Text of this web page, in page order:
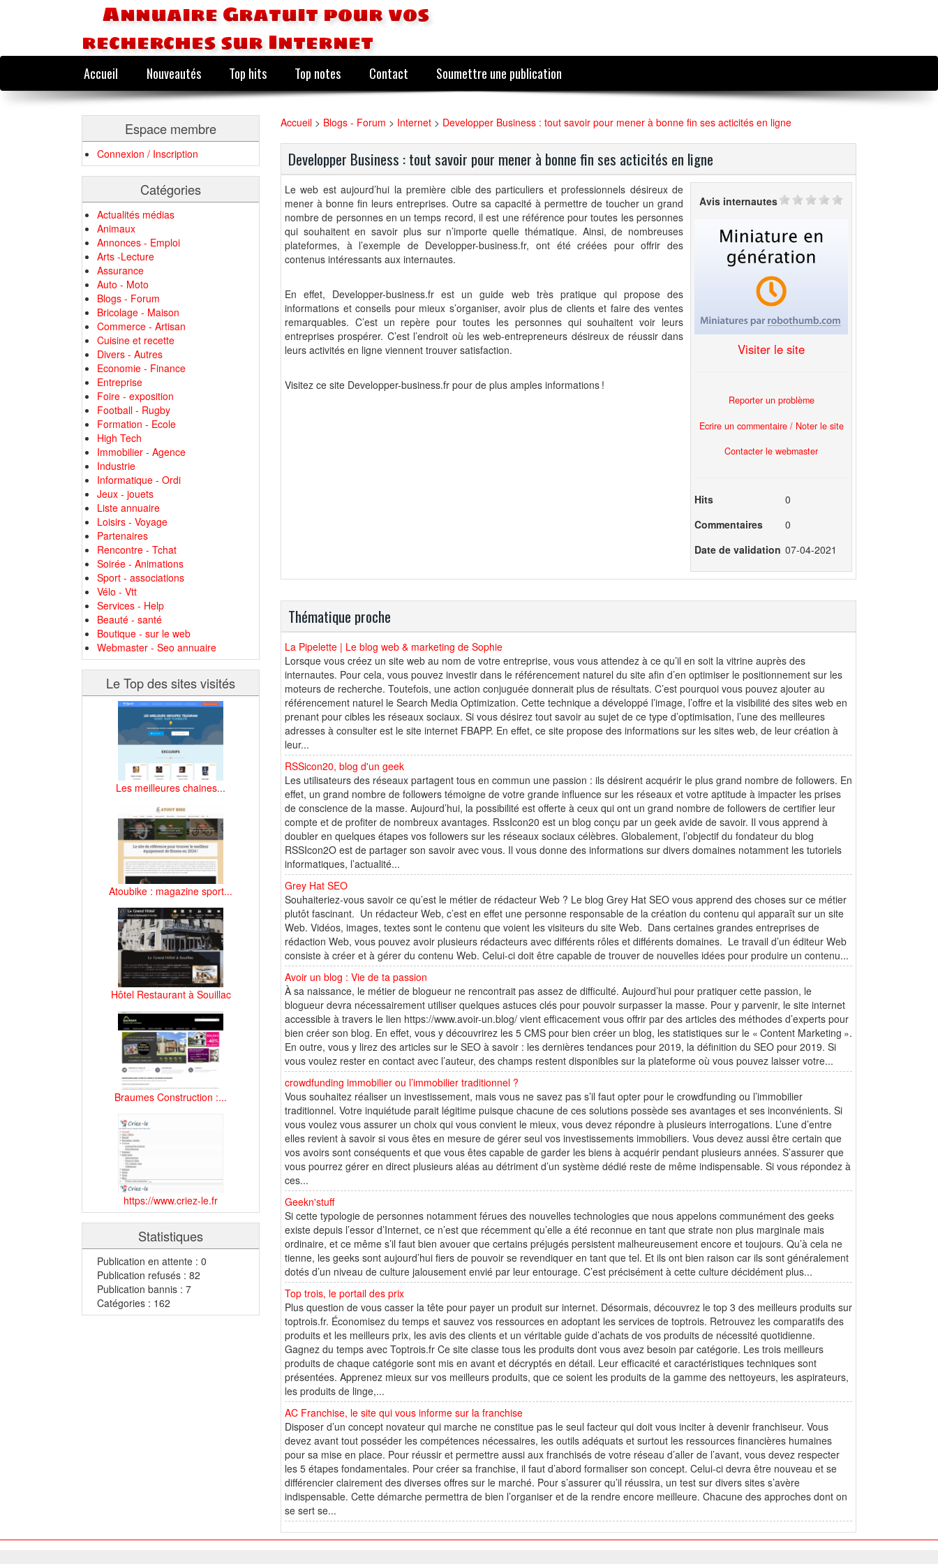
Annuaire Gratuit pour vos
recherches sur Internet
Accueil Nouveautés Top hits Top notes Contact Soumettre une publication
Espace membre
Connexion / Inscription
Catégories
Actualités médias
Animaux
Annonces - Emploi
Arts -Lecture
Assurance
Auto - Moto
Blogs - Forum
Bricolage - Maison
Commerce - Artisan
Cuisine et recette
Divers - Autres
Economie - Finance
Entreprise
Foire - exposition
Football - Rugby
Formation - Ecole
High Tech
Immobilier - Agence
Industrie
Informatique - Ordi
Jeux - jouets
Liste annuaire
Loisirs - Voyage
Partenaires
Rencontre - Tchat
Soirée - Animations
Sport - associations
Vélo - Vtt
Services - Help
Beauté - santé
Boutique - sur le web
Webmaster - Seo annuaire
Le Top des sites visités
Les meilleures chaines...
Atoubike : magazine sport...
Hôtel Restaurant à Souillac
Braumes Construction :...
https://www.criez-le.fr
Statistiques
Publication en attente : 0
Publication refusés : 82
Publication bannis : 7
Catégories : 162
Accueil > Blogs - Forum > Internet > Developper Business : tout savoir pour mener à bonne fin ses acticités en ligne
Developper Business : tout savoir pour mener à bonne fin ses acticités en ligne
Le web est aujourd’hui la première cible des particuliers et professionnels désireux de
mener à bonne fin leurs entreprises. Outre sa capacité à permettre de toucher un grand
nombre de personnes en un temps record, il est une référence pour toutes les personnes
qui souhaitent en savoir plus sur n’importe quelle thématique. Ainsi, de nombreuses
plateformes, à l’exemple de Developper-business.fr, ont été créées pour offrir des
contenus intéressants aux internautes.
En effet, Developper-business.fr est un guide web très pratique qui propose des
informations et conseils pour mieux s’organiser, avoir plus de clients et faire des ventes
remarquables. C’est un repère pour toutes les personnes qui souhaitent voir leurs
entreprises prospérer. C’est l’endroit où les web-entrepreneurs désireux de réussir dans
leurs activités en ligne viennent trouver satisfaction.
Visitez ce site Developper-business.fr pour de plus amples informations !
Avis internautes
Visiter le site
Reporter un problème
Ecrire un commentaire / Noter le site
Contacter le webmaster
Hits
0
Commentaires
0
Date de validation 07-04-2021
Thématique proche
La Pipelette | Le blog web & marketing de Sophie
Lorsque vous créez un site web au nom de votre entreprise, vous vous attendez à ce qu’il en soit la vitrine auprès des
internautes. Pour cela, vous pouvez investir dans le référencement naturel du site afin d’en optimiser le positionnement sur les
moteurs de recherche. Toutefois, une action conjuguée donnerait plus de résultats. C’est pourquoi vous pouvez ajouter au
référencement naturel le Search Media Optimization. Cette technique a développé l’image, l’offre et la visibilité des sites web en
prenant pour cibles les réseaux sociaux. Si vous désirez tout savoir au sujet de ce type d’optimisation, l’une des meilleures
adresses à consulter est le site internet FBAPP. En effet, ce site propose des informations sur les sites web, de leur création à
leur...
RSSicon20, blog d'un geek
Les utilisateurs des réseaux partagent tous en commun une passion : ils désirent acquérir le plus grand nombre de followers. En
effet, un grand nombre de followers témoigne de votre grande influence sur les réseaux et votre aptitude à impacter les prises
de conscience de la masse. Aujourd’hui, la possibilité est offerte à ceux qui ont un grand nombre de followers de certifier leur
compte et de profiter de nombreux avantages. RssIcon20 est un blog conçu par un geek avide de savoir. Il vous apprend à
doubler en quelques étapes vos followers sur les réseaux sociaux célèbres. Globalement, l’objectif du fondateur du blog
RSSIcon2O est de partager son savoir avec vous. Il vous donne des informations sur divers domaines notamment les tutoriels
informatiques, l’actualité...
Grey Hat SEO
Souhaiteriez-vous savoir ce qu’est le métier de rédacteur Web ? Le blog Grey Hat SEO vous apprend des choses sur ce métier
plutôt fascinant. Un rédacteur Web, c’est en effet une personne responsable de la création du contenu qui apparaît sur un site
Web. Vidéos, images, textes sont le contenu que voient les visiteurs du site Web. Dans certaines grandes entreprises de
rédaction Web, vous pouvez avoir plusieurs rédacteurs avec différents rôles et différents domaines. Le travail d’un éditeur Web
consiste à créer et à gérer du contenu Web. Celui-ci doit être capable de trouver de nouvelles idées pour produire un contenu...
Avoir un blog : Vie de ta passion
À sa naissance, le métier de blogueur ne rencontrait pas assez de difficulté. Aujourd’hui pour pratiquer cette passion, le
blogueur devra nécessairement utiliser quelques astuces clés pour pouvoir surpasser la masse. Pour y parvenir, le site internet
accessible à travers le lien https://www.avoir-un.blog/ vient efficacement vous offrir par des articles des méthodes d’experts pour
bien créer son blog. En effet, vous y découvrirez les 5 CMS pour bien créer un blog, les statistiques sur le « Content Marketing ».
En outre, vous y lirez des articles sur le SEO à savoir : les dernières tendances pour 2019, la définition du SEO pour 2019. Si
vous voulez rester en contact avec l’auteur, des champs restent disponibles sur la plateforme où vous pouvez laisser votre...
crowdfunding immobilier ou l’immobilier traditionnel ?
Vous souhaitez réaliser un investissement, mais vous ne savez pas s’il faut opter pour le crowdfunding ou l’immobilier
traditionnel. Votre inquiétude parait légitime puisque chacune de ces solutions possède ses avantages et ses inconvénients. Si
vous voulez vous assurer un choix qui vous convient le mieux, vous devez répondre à plusieurs interrogations. L’une d’entre
elles revient à savoir si vous êtes en mesure de gérer seul vos investissements immobiliers. Vous devez aussi être certain que
vos avoirs sont conséquents et que vous êtes capable de garder les biens à acquérir pendant plusieurs années. S’assurer que
vous pourrez gérer en direct plusieurs aléas au détriment d’un système dédié reste de même indispensable. Si vous répondez à
ces...
Geekn'stuff
Si cette typologie de personnes notamment férues des nouvelles technologies que nous appelons communément des geeks
existe depuis l’essor d’Internet, ce n’est que récemment qu’elle a été reconnue en tant que strate non plus marginale mais
ordinaire, et ce même s’il faut bien avouer que certains préjugés persistent malheureusement encore et toujours. Qu’à cela ne
tienne, les geeks sont aujourd’hui fiers de pouvoir se revendiquer en tant que tel. Et ils ont bien raison car ils sont généralement
dotés d’un niveau de culture jalousement envié par leur entourage. C’est précisément à cette culture décidément plus...
Top trois, le portail des prix
Plus question de vous casser la tête pour payer un produit sur internet. Désormais, découvrez le top 3 des meilleurs produits sur
toptrois.fr. Économisez du temps et sauvez vos ressources en adoptant les services de toptrois. Retrouvez les comparatifs des
produits et les meilleurs prix, les avis des clients et un véritable guide d’achats de vos produits de nécessité quotidienne.
Gagnez du temps avec Toptrois.fr Ce site classe tous les produits dont vous avez besoin par catégorie. Les trois meilleurs
produits de chaque catégorie sont mis en avant et décryptés en détail. Leur efficacité et caractéristiques techniques sont
présentées. Apprenez mieux sur vos meilleurs produits, que ce soient les produits de la gamme des nettoyeurs, les aspirateurs,
les produits de linge,...
AC Franchise, le site qui vous informe sur la franchise
Disposer d’un concept novateur qui marche ne constitue pas le seul facteur qui doit vous inciter à devenir franchiseur. Vous
devez avant tout posséder les compétences nécessaires, les outils adéquats et surtout les ressources financières humaines
pour sa mise en place. Pour réussir et permettre aussi aux franchisés de votre réseau d’aller de l’avant, vous devez respecter
les 5 étapes fondamentales. Pour créer sa franchise, il faut d’abord formaliser son concept. Celui-ci devra être nouveau et se
différencier clairement des diverses offres sur le marché. Pour s’assurer qu’il réussira, un test sur divers sites s’avère
indispensable. Cette démarche permettra de bien l’organiser et de la rendre encore meilleure. Chacune des approches dont on
se sert se...